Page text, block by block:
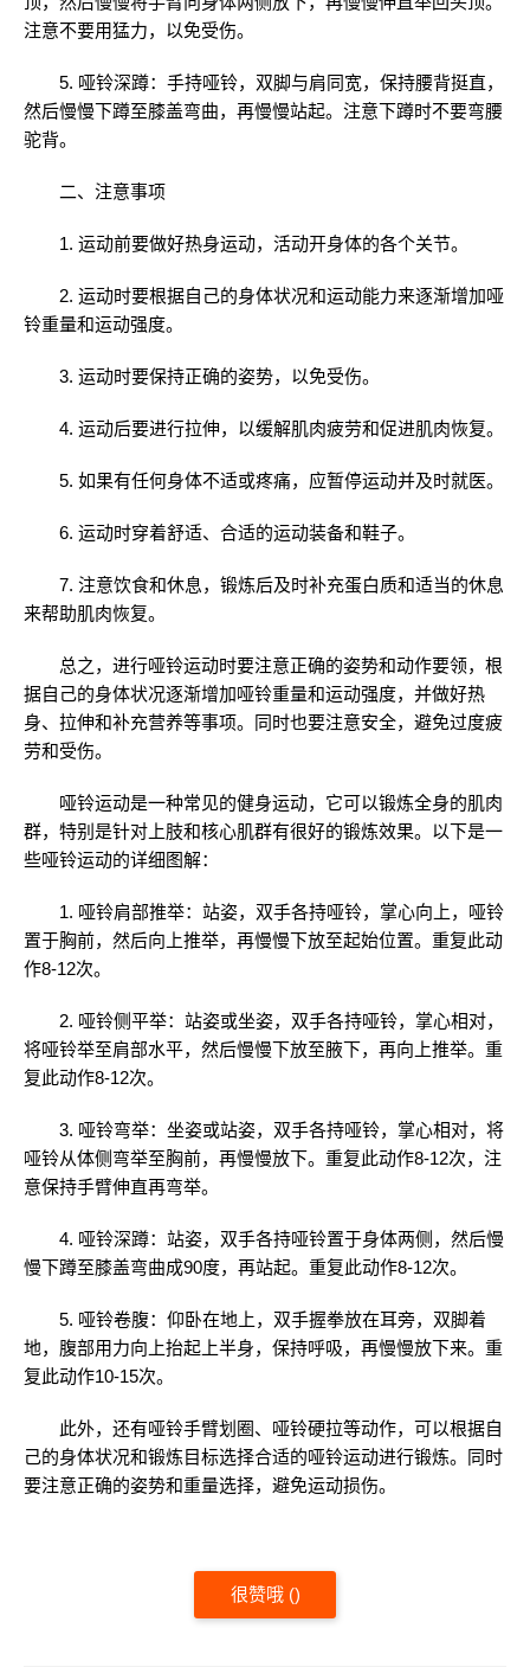
注意不要用猛力，以免受伤。
5. 哑铃深蹲：手持哑铃，双脚与肩同宽，保持腰背挺直，
然后慢慢下蹲至膝盖弯曲，再慢慢站起。注意下蹲时不要弯腰
驼背。
二、注意事项
1. 运动前要做好热身运动，活动开身体的各个关节。
2. 运动时要根据自己的身体状况和运动能力来逐渐增加哑
铃重量和运动强度。
3. 运动时要保持正确的姿势，以免受伤。
4. 运动后要进行拉伸，以缓解肌肉疲劳和促进肌肉恢复。
5. 如果有任何身体不适或疼痛，应暂停运动并及时就医。
6. 运动时穿着舒适、合适的运动装备和鞋子。
7. 注意饮食和休息，锻炼后及时补充蛋白质和适当的休息
来帮助肌肉恢复。
总之，进行哑铃运动时要注意正确的姿势和动作要领，根
据自己的身体状况逐渐增加哑铃重量和运动强度，并做好热
身、拉伸和补充营养等事项。同时也要注意安全，避免过度疲
劳和受伤。
哑铃运动是一种常见的健身运动，它可以锻炼全身的肌肉
群，特别是针对上肢和核心肌群有很好的锻炼效果。以下是一
些哑铃运动的详细图解：
1. 哑铃肩部推举：站姿，双手各持哑铃，掌心向上，哑铃
置于胸前，然后向上推举，再慢慢下放至起始位置。重复此动
作8-12次。
2. 哑铃侧平举：站姿或坐姿，双手各持哑铃，掌心相对，
将哑铃举至肩部水平，然后慢慢下放至腋下，再向上推举。重
复此动作8-12次。
3. 哑铃弯举：坐姿或站姿，双手各持哑铃，掌心相对，将
哑铃从体侧弯举至胸前，再慢慢放下。重复此动作8-12次，注
意保持手臂伸直再弯举。
4. 哑铃深蹲：站姿，双手各持哑铃置于身体两侧，然后慢
慢下蹲至膝盖弯曲成90度，再站起。重复此动作8-12次。
5. 哑铃卷腹：仰卧在地上，双手握拳放在耳旁，双脚着
地，腹部用力向上抬起上半身，保持呼吸，再慢慢放下来。重
复此动作10-15次。
此外，还有哑铃手臂划圈、哑铃硬拉等动作，可以根据自
己的身体状况和锻炼目标选择合适的哑铃运动进行锻炼。同时
要注意正确的姿势和重量选择，避免运动损伤。
很赞哦 ()